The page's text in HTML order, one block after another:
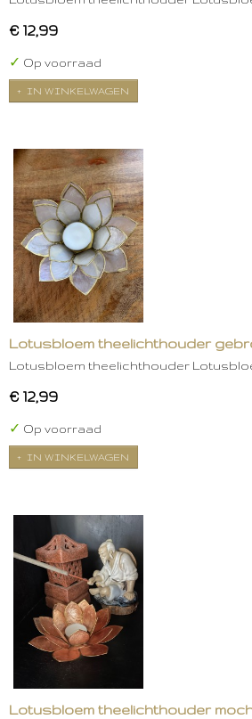
€ 12,99
✓ Op voorraad
IN WINKELWAGEN
Lotusbloem theelichthouder
Lotusbloem theelichthouder
€ 12,99
✓ Op voorraad
IN WINKELWAGEN
Lotusbloem theelichthouder